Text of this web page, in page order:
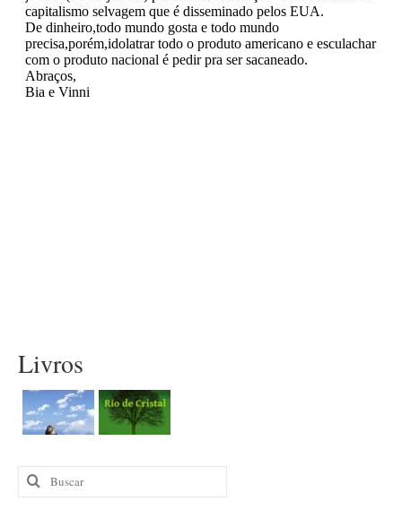
Livros
Buscar
por: